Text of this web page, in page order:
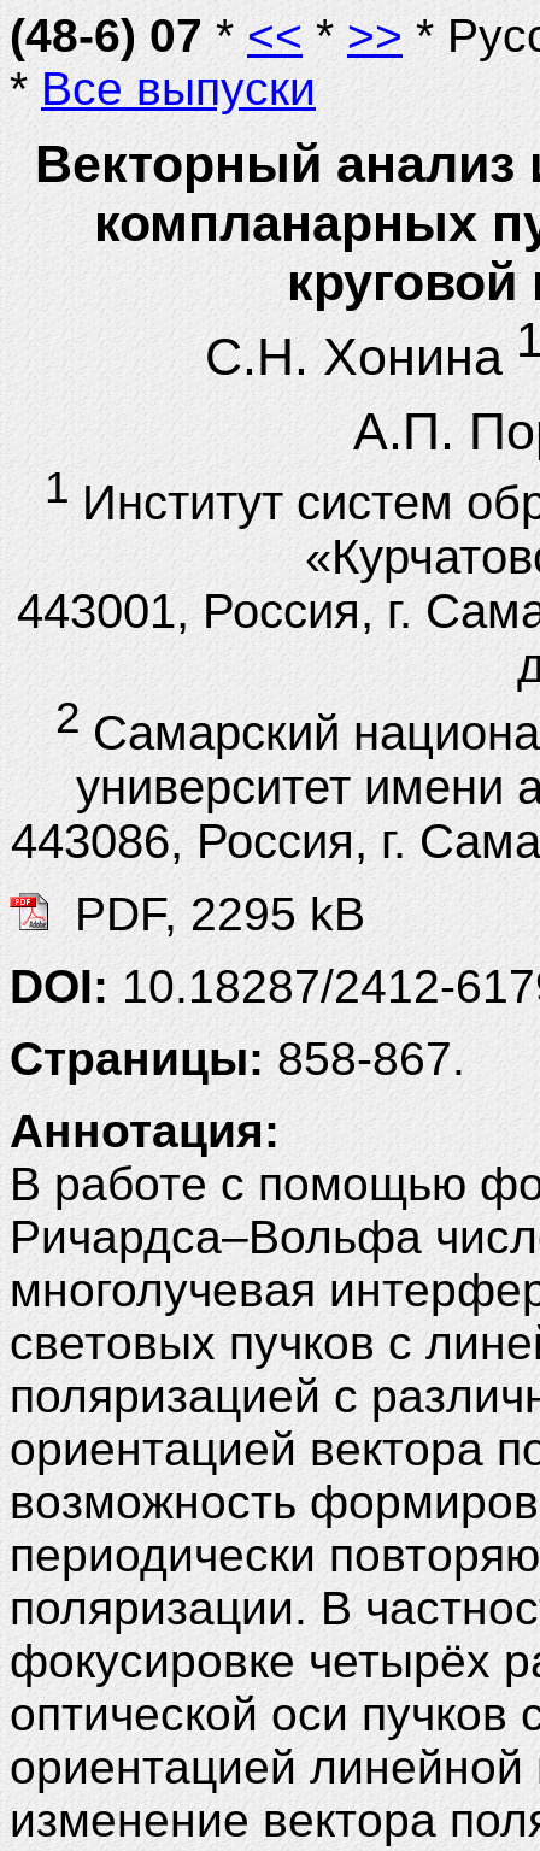
(48-6) 07*<< * >>*
*Все выпуски
Векторный
компланарных
С.Н. Хонина
А.П.
1Институт систем
443001, Россия, г.
2 Самарский
университет имени
443086, Россия, г.
PDF, 2295 kB
DOI:10.18287/2412-
Страницы: 858-867.
Аннотация:
В работе с помощью
Ричардса–Вольфа
многолучевая
световых пучков с
поляризацией с
ориентацией вектора
возможность
периодически
поляризации. В
фокусировке четырёх
оптической оси
ориентацией
изменение вектора